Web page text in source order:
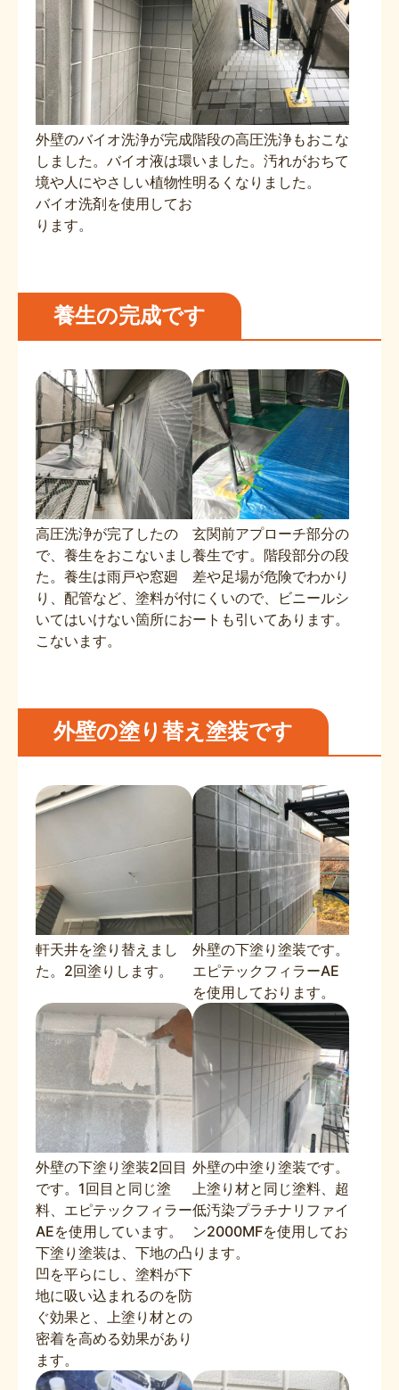
外壁のバイオ洗浄が完成
しました。バイオ液は環
境や人にやさしい植物性
バイオ洗剤を使用してお
ります。
階段の高圧洗浄もおこな
いました。汚れがおちて
明るくなりました。
養生の完成です
高圧洗浄が完了したの
で、養生をおこないまし
た。養生は雨戸や窓廻
り、配管など、塗料が付
いてはいけない箇所にお
こないます。
玄関前アプローチ部分の
養生です。階段部分の段
差や足場が危険でわかり
にくいので、ビニールシ
ートも引いてあります。
外壁の塗り替え塗装です
軒天井を塗り替えまし
た。2回塗りします。
外壁の下塗り塗装です。
エピテックフィラーAE
を使用しております。
外壁の下塗り塗装2回目
です。1回目と同じ塗
料、エピテックフィラー
AEを使用しています。
下塗り塗装は、下地の凸
凹を平らにし、塗料が下
地に吸い込まれるのを防
ぐ効果と、上塗り材との
密着を高める効果があり
ます。
外壁の中塗り塗装です。
上塗り材と同じ塗料、超
低汚染プラチナリファイ
ン2000MFを使用してお
ります。